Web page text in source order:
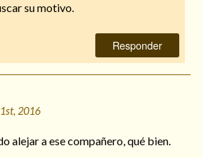
su motivo.
Responder
2016
alejar a ese compañero, qué bien.